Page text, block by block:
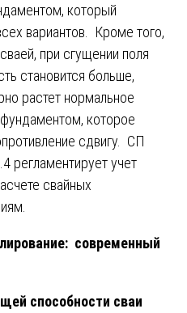
который
вариантов. Кроме того,
при сгущении поля
становится больше,
растет нормальное
которое
сдвигу. СП
регламентирует учет
свайных
современный
способности сваи